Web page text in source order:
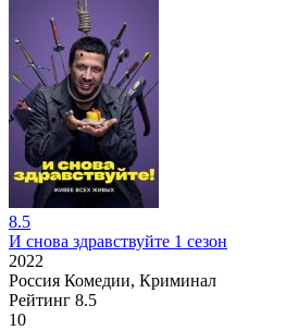
8.5
И снова здравствуйте 1 сезон
2022
Россия Комедии, Криминал
Рейтинг 8.5
10